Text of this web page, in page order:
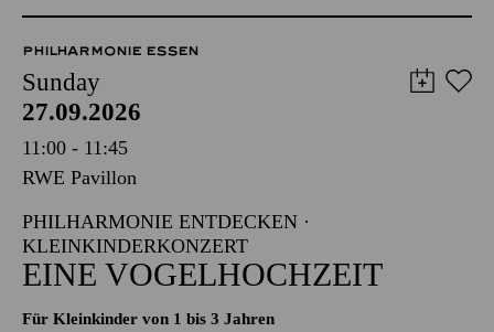
PHILHARMONIE ESSEN
Sunday
27.09.2026
11:00 - 11:45
RWE Pavillon
PHILHARMONIE ENTDECKEN ·
KLEINKINDERKONZERT
EINE VOGELHOCHZEIT
Für Kleinkinder von 1 bis 3 Jahren